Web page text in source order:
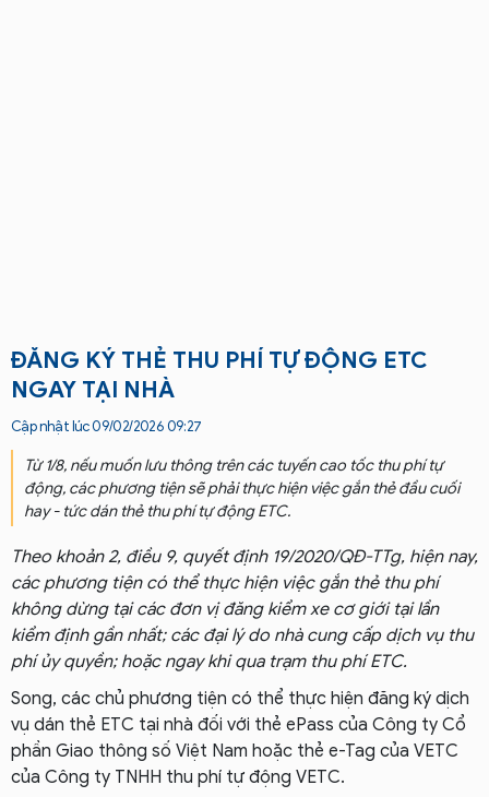
ĐĂNG KÝ THẺ THU PHÍ TỰ ĐỘNG ETC
NGAY TẠI NHÀ
Cập nhật lúc 09/02/2026 09:27
Từ 1/8, nếu muốn lưu thông trên các tuyến cao tốc thu phí tự
động, các phương tiện sẽ phải thực hiện việc gắn thẻ đầu cuối
hay - tức dán thẻ thu phí tự động ETC.
Theo khoản 2, điều 9, quyết định 19/2020/QĐ-TTg, hiện nay,
các phương tiện có thể thực hiện việc gắn thẻ thu phí
không dừng tại các đơn vị đăng kiểm xe cơ giới tại lần
kiểm định gần nhất; các đại lý do nhà cung cấp dịch vụ thu
phí ủy quyền; hoặc ngay khi qua trạm thu phí ETC.
Song, các chủ phương tiện có thể thực hiện đăng ký dịch
vụ dán thẻ ETC tại nhà đối với thẻ ePass của Công ty Cổ
phần Giao thông số Việt Nam hoặc thẻ e-Tag của VETC
của Công ty TNHH thu phí tự động VETC.